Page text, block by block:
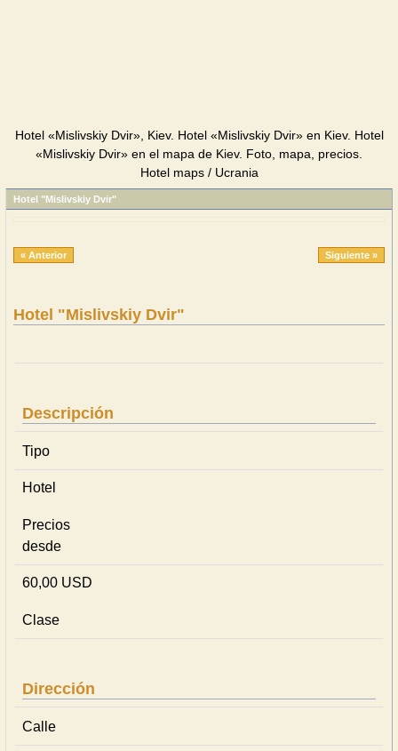
Hotel «Mislivskiy Dvir», Kiev. Hotel «Mislivskiy Dvir» en Kiev. Hotel
«Mislivskiy Dvir» en el mapa de Kiev. Foto, mapa, precios.
Hotel maps / Ucrania
Hotel "Mislivskiy Dvir"
« Anterior Siguiente »
Hotel "Mislivskiy Dvir"
Descripción
Tipo
Hotel
Precios
desde
60,00 USD
Clase
Dirección
Calle